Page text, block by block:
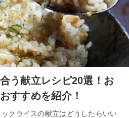
う献立レシピ20選！お
すすめを紹介！
ックライスの献立はどうしたらいい